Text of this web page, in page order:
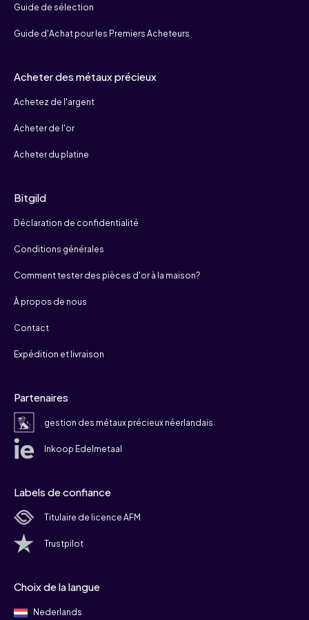
Guide de sélection
Guide d'Achat pour les Premiers Acheteurs
Acheter des métaux précieux
Achetez de l'argent
Acheter de l'or
Acheter du platine
Bitgild
Déclaration de confidentialité
Conditions générales
Comment tester des pièces d'or à la maison?
À propos de nous
Contact
Expédition et livraison
Partenaires
gestion des métaux précieux néerlandais
Inkoop Edelmetaal
Labels de confiance
Titulaire de licence AFM
Trustpilot
Choix de la langue
Nederlands